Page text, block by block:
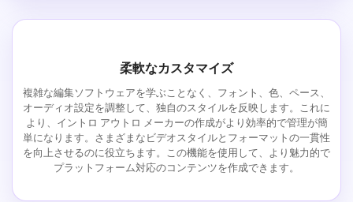
柔軟なカスタマイズ
複雑な編集ソフトウェアを学ぶことなく、フォント、色、ペース、
オーディオ設定を調整して、独自のスタイルを反映します。これに
より、イントロ アウトロ メーカーの作成がより効率的で管理が簡
単になります。さまざまなビデオスタイルとフォーマットの一貫性
を向上させるのに役立ちます。この機能を使用して、より魅力的で
プラットフォーム対応のコンテンツを作成できます。